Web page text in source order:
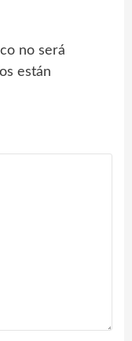
no será
están